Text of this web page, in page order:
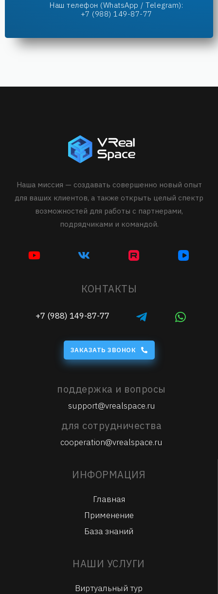
Наш телефон (WhatsApp / Telegram):
+7 (988) 149-87-77
Наша миссия — создавать совершенно новый опыт
для ваших клиентов, а также открыть целый спектр
возможностей для работы с партнерами,
подрядчиками и командой.
КОНТАКТЫ
+7 (988) 149-87-77
ЗАКАЗАТЬ ЗВОНОК
поддержка и вопросы
support@vrealspace.ru
для сотрудничества
cooperation@vrealspace.ru
ИНФОРМАЦИЯ
Главная
Применение
База знаний
НАШИ УСЛУГИ
Виртуальный тур